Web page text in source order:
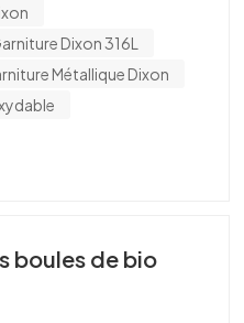
× 5, 6 × 6, 7 × 7, 8 × 8, 9 × 9,
à la capillarité du treillis
dispersé et former un
masse et de chaleur
instables tels que
charge du garnissage
les caractéristiques du
pré-inondation du
dixon est supérieur à
Dixon 316L
Métallique Dixon
boules de bio